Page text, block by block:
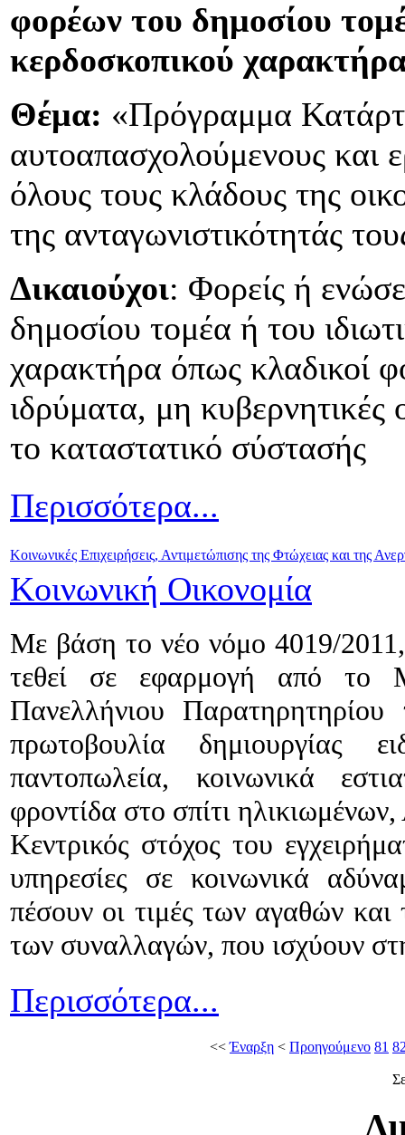
φορέων του δημοσίου
κερδοσκοπικού
Θέμα: «Πρόγραμμα
αυτοαπασχολούμενους και
όλους τους κλάδους της
της ανταγωνιστικότητάς
Δικαιούχοι: Φορείς ή
δημοσίου τομέα ή του
χαρακτήρα όπως κλαδικοί
ιδρύματα, μη
το καταστατικό σύστασής
Περισσότερα...
Κοινωνικές Επιχειρήσεις, Αντιμετώπισης της Φτώχειας και της
Κοινωνική Οικονομία
Με βάση το νέο νόμο 4019/2011,
τεθεί σε εφαρμογή από το
Πανελλήνιου
πρωτοβουλία δημιουργίας
παντοπωλεία, κοινωνικά
φροντίδα στο σπίτι
Κεντρικός στόχος του
υπηρεσίες σε κοινωνικά
πέσουν οι τιμές των αγαθών
των συναλλαγών, που ισχύουν
Περισσότερα...
<<Έναρξη < Προηγούμενο 81